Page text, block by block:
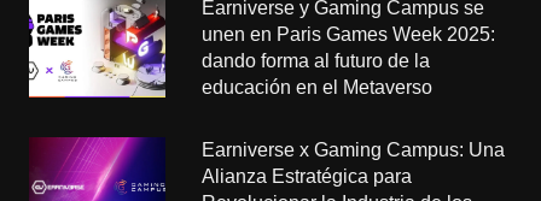
Earniverse y Gaming Campus se
unen en Paris Games Week 2025:
dando forma al futuro de la
educación en el Metaverso
Earniverse x Gaming Campus: Una
Alianza Estratégica para